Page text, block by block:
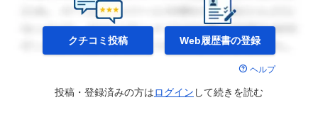
クチコミ投稿 Web履歴書の登録
ヘルプ
投稿・登録済みの方はログイン して続きを読む